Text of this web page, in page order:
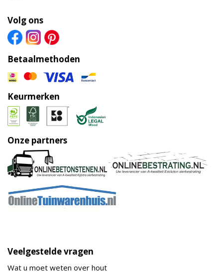
Volg ons
Betaalmethoden
Keurmerken
Onze partners
Veelgestelde vragen
Wat u moet weten over hout